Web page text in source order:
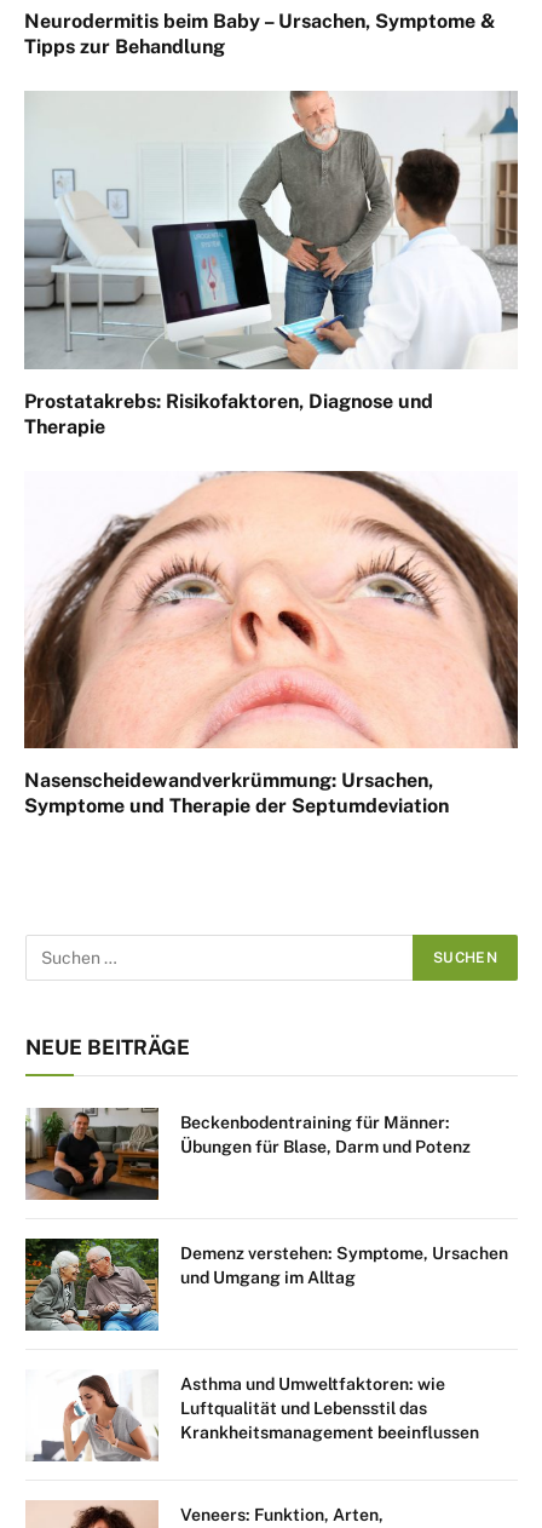
Neurodermitis beim Baby – Ursachen, Symptome &
Tipps zur Behandlung
Prostatakrebs: Risikofaktoren, Diagnose und
Therapie
Nasenscheidewandverkrümmung: Ursachen,
Symptome und Therapie der Septumdeviation
NEUE BEITRÄGE
Beckenbodentraining für Männer:
Übungen für Blase, Darm und Potenz
Demenz verstehen: Symptome, Ursachen
und Umgang im Alltag
Asthma und Umweltfaktoren: wie
Luftqualität und Lebensstil das
Krankheitsmanagement beeinflussen
Veneers: Funktion, Arten,